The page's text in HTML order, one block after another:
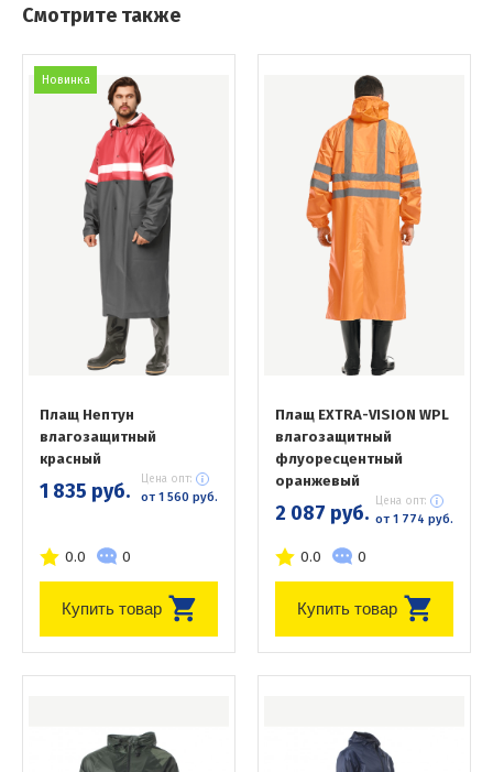
Смотрите также
Новинка
Плащ Нептун
влагозащитный
красный
1 835 руб. Цена опт:
от 1 560 руб.
0.0 0
Купить товар
Плащ EXTRA-VISION WPL
влагозащитный
флуоресцентный
оранжевый
2 087 руб. Цена опт:
от 1 774 руб.
0.0 0
Купить товар